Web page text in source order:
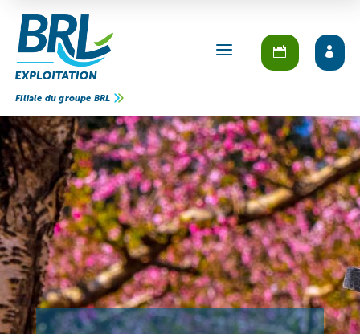
a
Filiale du groupe BRL